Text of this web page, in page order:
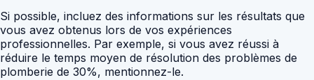
Si possible, incluez des informations sur les résultats que
vous avez obtenus lors de vos expériences
professionnelles. Par exemple, si vous avez réussi à
réduire le temps moyen de résolution des problèmes de
plomberie de 30%, mentionnez-le.